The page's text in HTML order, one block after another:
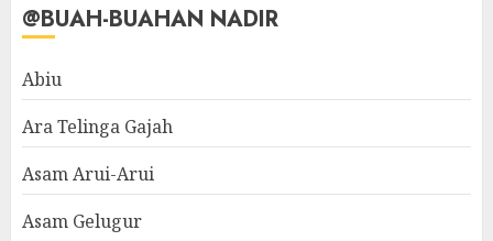
@BUAH-BUAHAN NADIR
Abiu
Ara Telinga Gajah
Asam Arui-Arui
Asam Gelugur